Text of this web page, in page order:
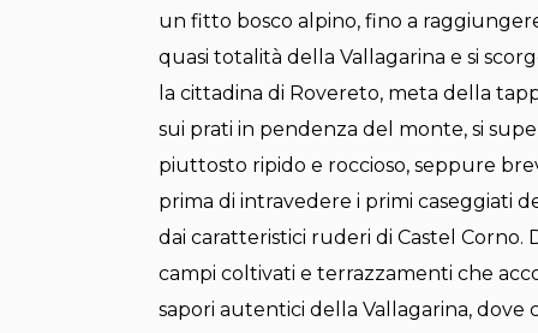
un fitto bosco alpino, fino a
quasi totalità della Vallagarina e si
la cittadina di Rovereto, meta della
sui prati in pendenza del monte, si
piuttosto ripido e roccioso, seppure
prima di intravedere i primi caseggiati
dai caratteristici ruderi di Castel
campi coltivati e terrazzamenti che
sapori autentici della Vallagarina, dove